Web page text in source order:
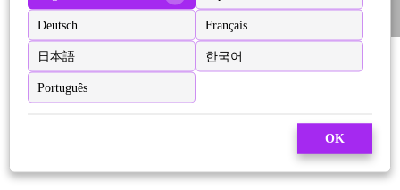
Deutsch Français
日本語 한국어
Português
OK